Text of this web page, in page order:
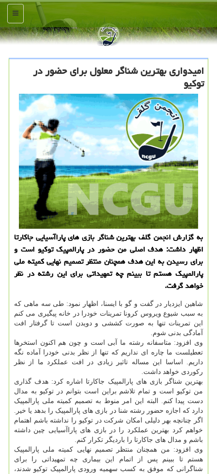
منو
امیدواری بهترین شناگر معلول برای حضور در
توكیو
به گزارش انجمن گلف بهترین شناگر بازی های پاراآسیایی جاكارتا
اظهار داشت: هدف اصلی من حضور در پارالمپیك توكیو است و
برای رسیدن به این هدف همچنان منتظر تصمیم نهایی كمیته ملی
پارالمپیك هستم تا ببینم چه تمهیداتی برای این رشته در نظر
خواهد گرفت.
شاهین ایزدیار در گفت و گو با ایسنا، اظهار نمود: طی سه ماهی که
به سبب شیوع ویروس کرونا تمرینات خودرا در خانه پیگیری می کنم
این تمرینات تنها به صورت کششی و دویدن است تا گرفتار افت
آمادگی بدنی شوم.
وی افزود: متاسفانه رشته ما آبی است و چون هم اکنون استخرها
تعطیلست ما چاره ای نداریم که تنها از نظر بدنی خودرا آماده نگه
داریم. اساسا این مساله تاثیر زیادی در افت عملکرد ما از نظر
رکوردی خواهد داشت.
بهترین شناگر بازی های پارالمپیک جاکارتا اشاره کرد: هدف گذاری
من توکیو است و تمام تلاشم براین است بتوانم در توکیو به مدال
دست پیدا کنم. البته این امر منوط به تصمیم کمیته ملی پارالمپیک
دارد که اجازه حضور رشته شنا در بازی های پارالمپیک را بدهد یا خیر.
اگر چنانچه بهر دلیلی امکان شرکت در توکیو را نداشته باشم اهتمام
خواهم کرد بهترین عملکرد را در بازی های پاراآسیایی چین داشته
باشم و مدال های جاکارتا را باردیگر تکرار کنم.
وی افزود: من همچنان منتظر تصمیم نهایی کمیته ملی پارالمپیک
هستم تا ببینم پس از اتمام این بیماری چه تمهیداتی را برای
شناگرانی که موفق به کسب سهمیه ورودی پارالمپیک توکیو شدند،